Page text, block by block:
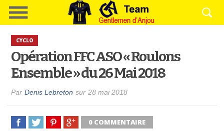
CYCLO
Opération FFC ASO « Roulons
Ensemble » du 26 Mai 2018
Par Denis Lebreton sur 28 mai 2018
0 COMMENTAIRE